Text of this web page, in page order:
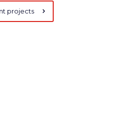
projects